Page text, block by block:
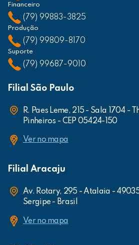
Financeiro
(79) 99883-3825
Produção
(79) 99809-8170
Suporte
(79) 99687-9010
Filial São Paulo
R. Paes Leme, 215 - Sala 1704 -
Pinheiros - CEP 05424-150
Ver no mapa
Filial Aracaju
Av. Rotary, 295 - Atalaia -
Sergipe - Brasil
Ver no mapa